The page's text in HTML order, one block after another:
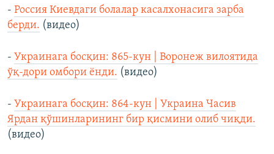
- Россия Киевдаги болалар касалхонасига зарба
берди. (видео)
- Украинага босқин: 865-кун | Воронеж вилоятида
ўқ-дори омбори ёнди. (видео)
- Украинага босқин: 864-кун | Украина Часив
Ярдан қўшинларининг бир қисмини олиб чиқди.
(видео)